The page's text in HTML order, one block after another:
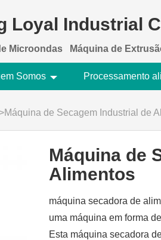
Loyal Industrial
Microondas Máquina de
Somos Processamento
>Máquina de Secagem Industrial de
Máquina de
Alimentos
máquina secadora de
uma máquina em forma
Esta máquina secadora